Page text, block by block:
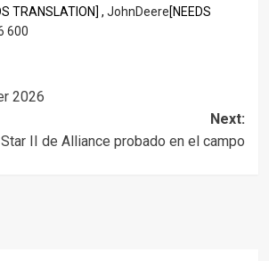
TRANSLATION] , JohnDeere[NEEDS
600
2026
Next:
II de Alliance probado en el campo